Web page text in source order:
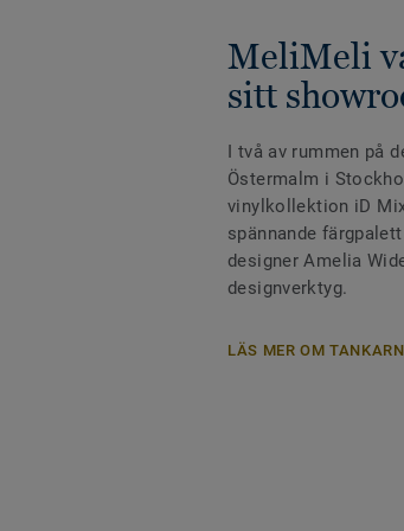
MeliMeli
sitt
I två av rummen på
Östermalm i
vinylkollektion iD
spännande
designer Amelia
designverktyg.
LÄS MER OM